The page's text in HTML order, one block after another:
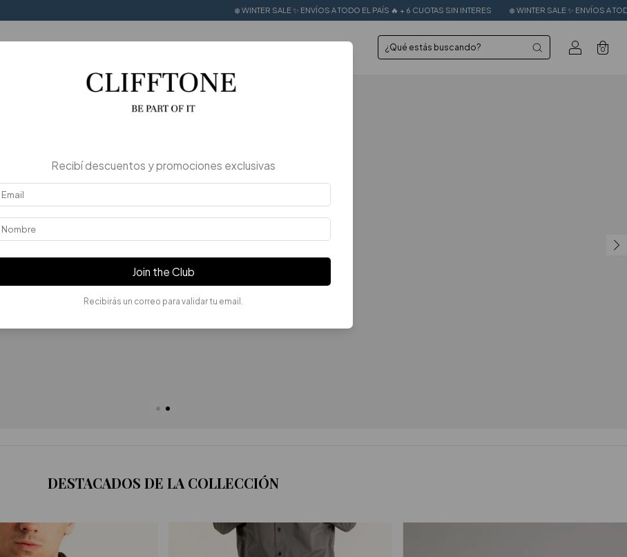
❄️ WINTER SALE ✨ ENVÍOS A TODO EL PAÍS 🔥 + 6 CUOTAS SIN INTERES ❄️ WINTER SALE ✨ ENVÍOS A TODO EL PAÍS 🔥 + 6
0
DESTACADOS DE LA COLLECCIÓN
Recibí descuentos y promociones exclusivas
Join the Club
Recibirás un correo para validar tu email.